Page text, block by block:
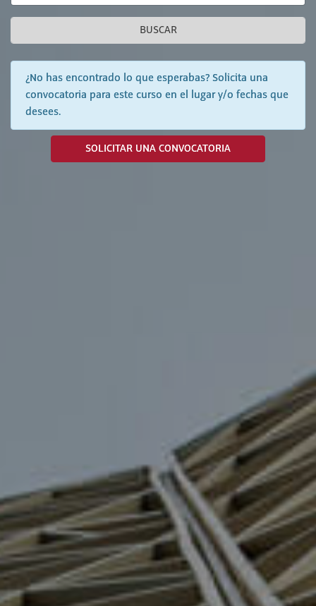
BUSCAR
¿No has encontrado lo que esperabas? Solicita una
convocatoria para este curso en el lugar y/o fechas que
desees.
SOLICITAR UNA CONVOCATORIA